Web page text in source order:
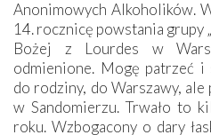
Anonimowych Alkoholików.
14. rocznicę powstania grupy
Bożej z Lourdes w
odmienione. Mogę patrzeć i
do rodziny, do Warszawy, ale
w Sandomierzu. Trwało to
roku. Wzbogacony o dary